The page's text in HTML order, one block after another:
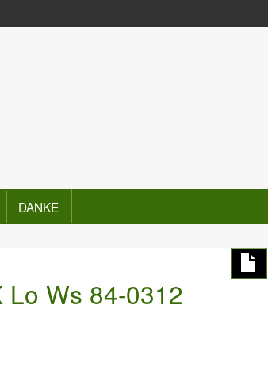
DANKE
Ws 84-0312